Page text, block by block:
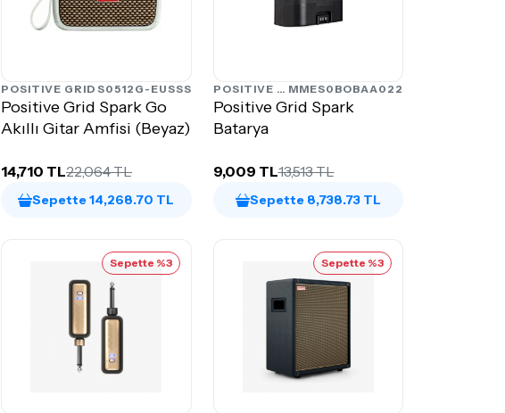
POSITIVE GRID S0512G-EUSSS
Positive Grid Spark Go
Akıllı Gitar Amfisi (Beyaz)
14,710 TL22,064 TL
Sepette 14,268.70 TL
POSITIVE GRID MMES0BOBAA022
Positive Grid Spark
Batarya
9,009 TL13,513 TL
Sepette 8,738.73 TL
Sepette %3 Sepette %3